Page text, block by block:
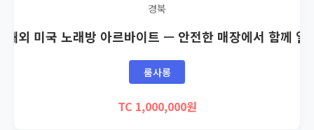
경북
외 미국 노래방 아르바이트 — 안전한 매장에서 함께 일
룸사롱
TC 1,000,000원